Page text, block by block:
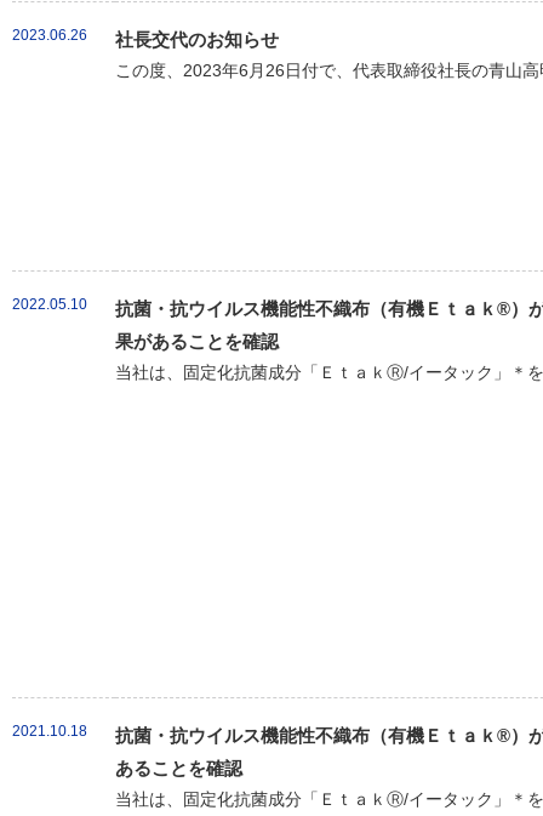
2023.06.26 社長交代のお知らせ
この度、2023年6月26日付で、代表取締役社長の青山
2022.05.10
抗菌・抗ウイルス機能性不織布（有機Ｅｔａｋ®）
果があることを確認
当社は、固定化抗菌成分「ＥｔａｋⓇ/イータック」＊
2021.10.18
抗菌・抗ウイルス機能性不織布（有機Ｅｔａｋ®）
あることを確認
当社は、固定化抗菌成分「ＥｔａｋⓇ/イータック」＊